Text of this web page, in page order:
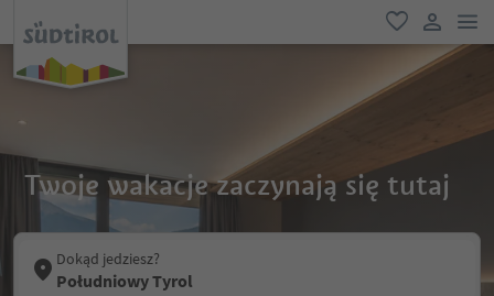
ulubione
link
Twoje wakacje zaczynają się tutaj
Dokąd jedziesz?
Południowy Tyrol